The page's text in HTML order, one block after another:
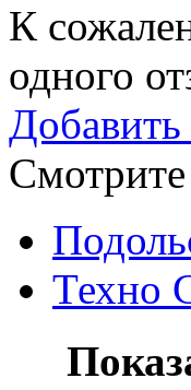
К
одного
Техно